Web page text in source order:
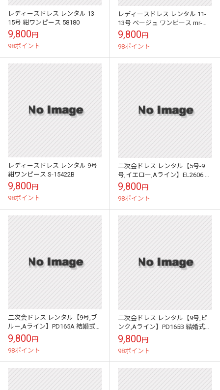
レディースドレス レンタル 13-
15号 紺ワンピース 58180
9,800円
98ポイント
レディースドレス レンタル 11-
13号 ベージュ ワンピース mr-
0401b
9,800円
98ポイント
レディースドレス レンタル 9号
紺ワンピース S-15422B
9,800円
98ポイント
二次会ドレス レンタル【5号-9
号,イエロー,Aライン】EL2606 結
婚式 お呼ばれ フォーマル
9,800円
98ポイント
二次会ドレス レンタル【9号,ブ
ルー,Aライン】PD165A 結婚式
お呼ばれ フォーマル
9,800円
98ポイント
二次会ドレス レンタル【9号,ピ
ンク,Aライン】PD165B 結婚式
お呼ばれ フォーマル
9,800円
98ポイント